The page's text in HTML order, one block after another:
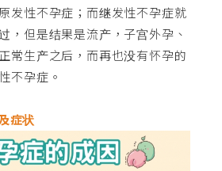
发性不孕症；而继发性不孕症就
，但是结果是流产，子宫外孕、
常生产之后，而再也没有怀孕的
不孕症。
症状